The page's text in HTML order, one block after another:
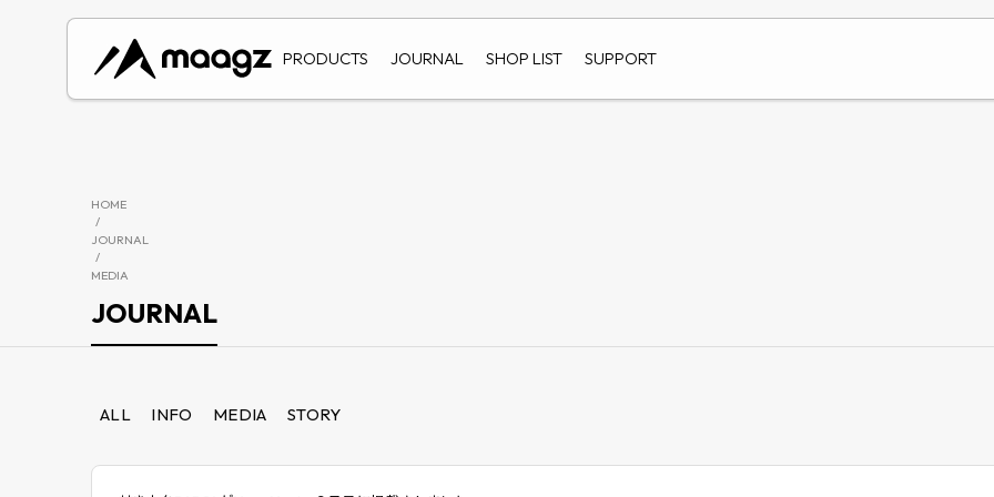
PRODUCTS JOURNAL SHOP LIST SUPPORT
HOME
/
JOURNAL
/
MEDIA
JOURNAL
ALL INFO MEDIA STORY